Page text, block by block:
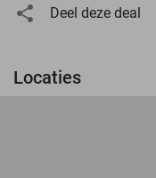
Deel deze deal
Locaties